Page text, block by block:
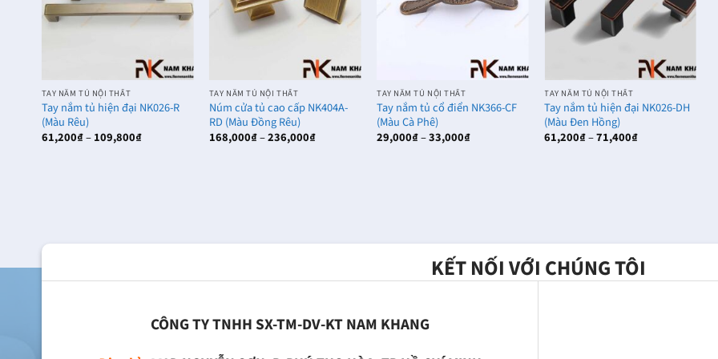
TAY NẮM TỦ NỘI THẤT
Tay nắm tủ hiện đại NK026-R
(Màu Rêu)
61,200₫– 109,800₫Khoảng
TAY NẮM TỦ NỘI THẤT
Núm cửa tủ cao cấp NK404A-
RD (Màu Đồng Rêu)
168,000₫–236,000₫Khoảng
TAY NẮM TỦ NỘI THẤT
Tay nắm tủ cổ điển NK366-CF
(Màu Cà Phê)
29,000₫–33,000₫Khoảng
TAY NẮM TỦ NỘI THẤT
Tay nắm tủ hiện đại NK026-DH
(Màu Đen Hồng)
61,200₫–71,400₫Khoảng
KẾT NỐI VỚI CHÚNG TÔI
CÔNG TY TNHH SX-TM-DV-KT NAM KHANG